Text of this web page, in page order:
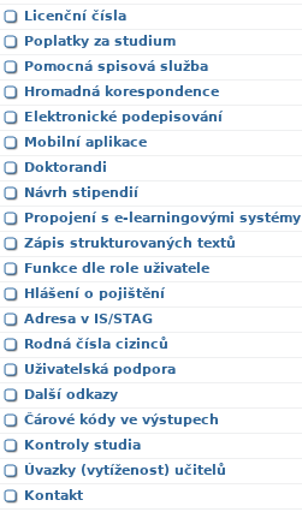
Licenční čísla
Poplatky za studium
Pomocná spisová služba
Hromadná korespondence
Elektronické podepisování
Mobilní aplikace
Doktorandi
Návrh stipendií
Propojení s e-learningovými systémy
Zápis strukturovaných textů
Funkce dle role uživatele
Hlášení o pojištění
Adresa v IS/STAG
Rodná čísla cizinců
Uživatelská podpora
Další odkazy
Čárové kódy ve výstupech
Kontroly studia
Úvazky (vytíženost) učitelů
Kontakt